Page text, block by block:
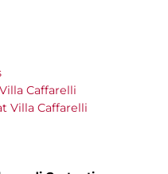
Caffarelli
Villa Caffarelli